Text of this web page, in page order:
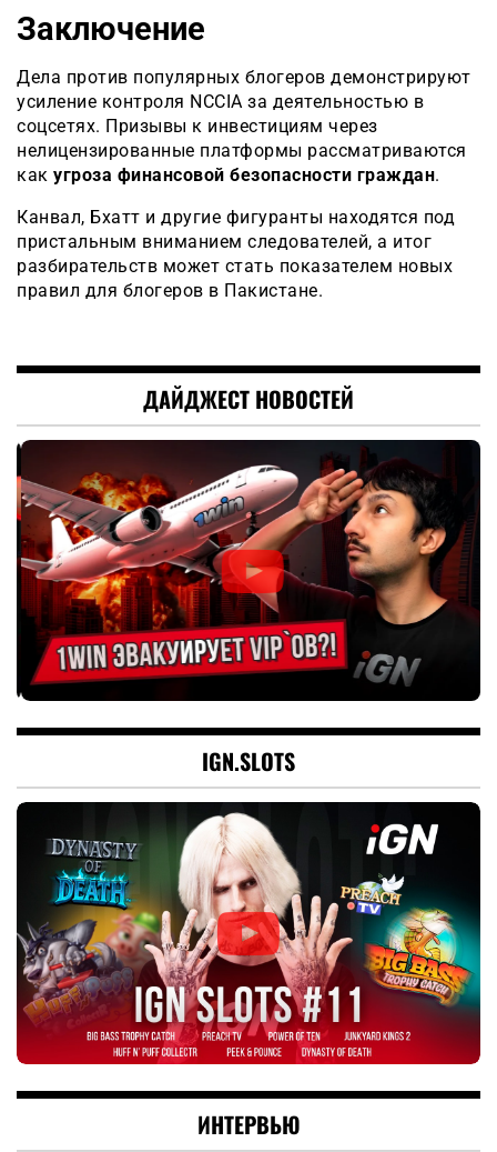
Заключение
Дела против популярных блогеров демонстрируют
усиление контроля NCCIA за деятельностью в
соцсетях. Призывы к инвестициям через
нелицензированные платформы рассматриваются
как угроза финансовой безопасности граждан.
Канвал, Бхатт и другие фигуранты находятся под
пристальным вниманием следователей, а итог
разбирательств может стать показателем новых
правил для блогеров в Пакистане.
ДАЙДЖЕСТ НОВОСТЕЙ
IGN.SLOTS
ИНТЕРВЬЮ